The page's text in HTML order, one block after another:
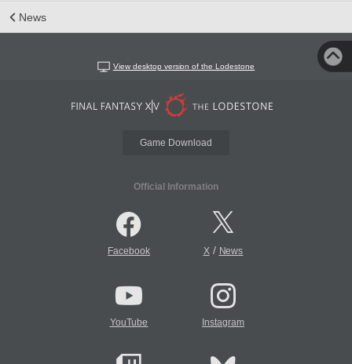
News
View desktop version of the Lodestone
Game Download
Official Information
Facebook X/ News
YouTube Instagram